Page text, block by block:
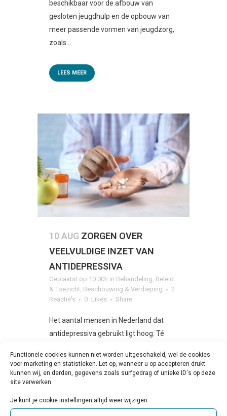
Functionele cookies kunnen niet worden uitgeschakeld, wel de cookies
voor marketing en statistieken. Let op, wanneer u op accepteren drukt
kunnen wij, en derden, gegevens zoals surfgedrag of unieke ID's op deze
site verwerken.
Je kunt je cookie instellingen altijd weer wijzigen.
beschikbaar voor de afbouw van
gesloten jeugdhulp en de opbouw van
meer passende vormen van jeugdzorg,
zoals...
LEES MEER
10 AUG ZORGEN OVER
VEELVULDIGE INZET VAN
ANTIDEPRESSIVA
Geplaatst op 10:00h in Behandeling, Beleid
& Toezicht, Beschouwing & Verdieping
2
Reactie's
0 Likes Share
Het aantal mensen in Nederland dat
antidepressiva gebruikt ligt hoog. Té
psycholoog Ellen Botman en psychiater
en hoogleraar Floortje Scheepers.
Inmiddels...